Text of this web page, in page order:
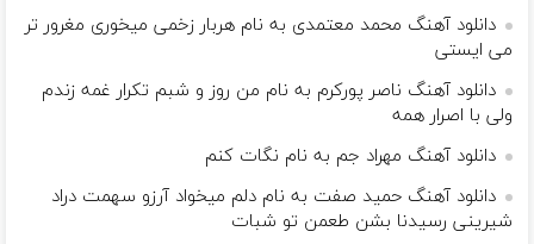
دانلود آهنگ محمد معتمدی به نام هربار زخمی میخوری مغرور تر
می ایستی
دانلود آهنگ ناصر پورکرم به نام من روز و شبم تکرار غمه زندم
ولی با اصرار همه
دانلود آهنگ مهراد جم به نام نگات کنم
دانلود آهنگ حمید صفت به نام دلم میخواد آرزو سهمت دراد
شیرینی رسیدنا بشن طعمن تو شبات